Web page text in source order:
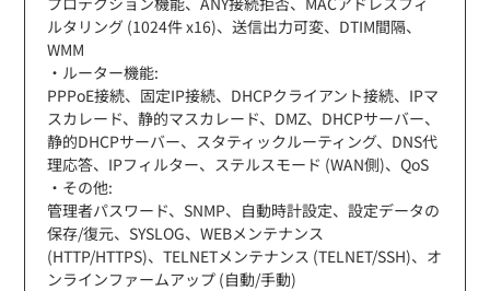
ルタリング (1024件 x16)、送信出力可変、DTIM間隔、
WMM
・ルーター機能:
PPPoE接続、固定IP接続、DHCPクライアント接続、IPマ
スカレード、静的マスカレード、DMZ、DHCPサーバー、
静的DHCPサーバー、スタティックルーティング、DNS代
理応答、IPフィルター、ステルスモード (WAN側)、QoS
・その他:
管理者パスワード、SNMP、自動時計設定、設定データの
保存/復元、SYSLOG、WEBメンテナンス
(HTTP/HTTPS)、TELNETメンテナンス (TELNET/SSH)、オ
ンラインファームアップ (自動/手動)